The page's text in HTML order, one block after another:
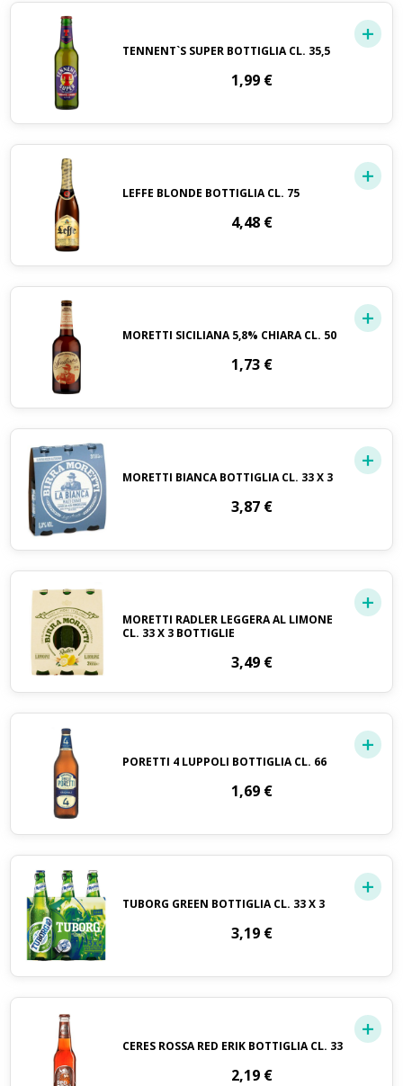
TENNENT`S SUPER BOTTIGLIA CL. 35,5
1,99 €
LEFFE BLONDE BOTTIGLIA CL. 75
4,48 €
MORETTI SICILIANA 5,8% CHIARA CL. 50
1,73 €
MORETTI BIANCA BOTTIGLIA CL. 33 X 3
3,87 €
MORETTI RADLER LEGGERA AL LIMONE
CL. 33 X 3 BOTTIGLIE
3,49 €
PORETTI 4 LUPPOLI BOTTIGLIA CL. 66
1,69 €
TUBORG GREEN BOTTIGLIA CL. 33 X 3
3,19 €
CERES ROSSA RED ERIK BOTTIGLIA CL. 33
2,19 €